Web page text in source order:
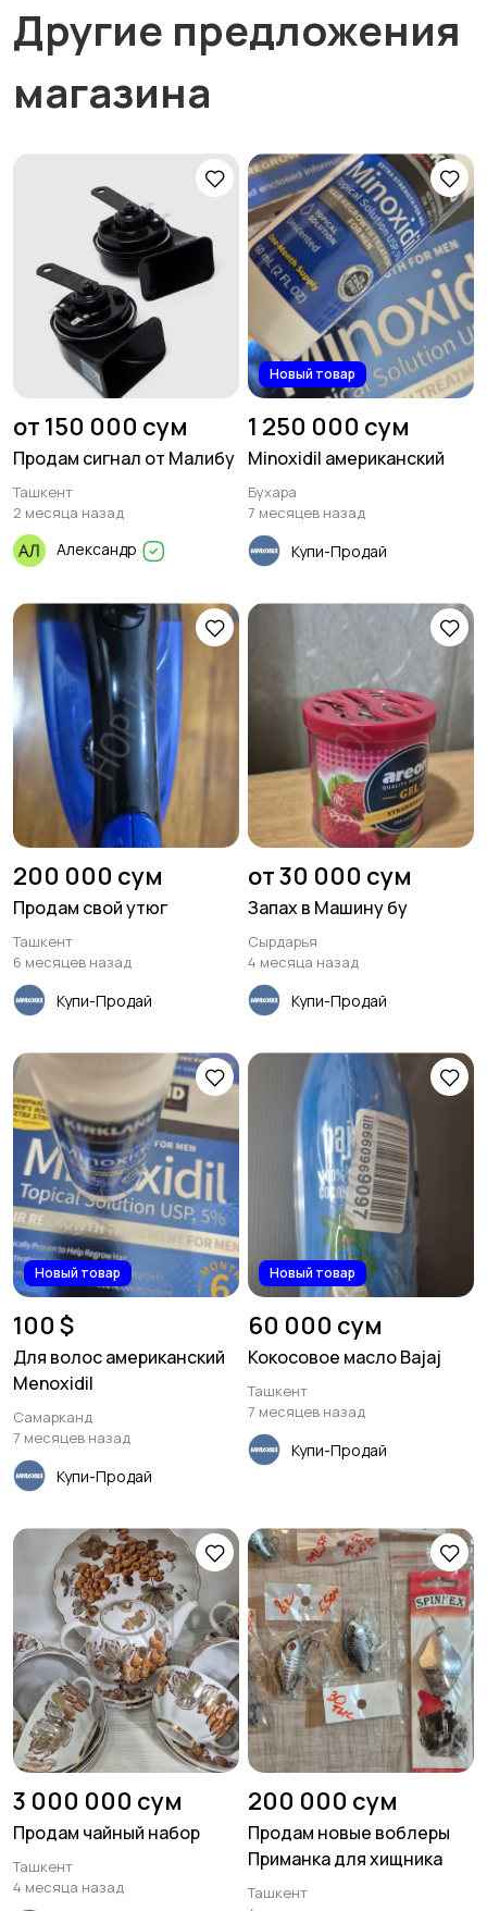
Другие предложения
магазина
от 150 000 сум
Продам сигнал от Малибу
Ташкент
2 месяца назад
Александр
Новый товар
1 250 000 сум
Minoxidil американский
Бухара
7 месяцев назад
Купи-Продай
200 000 сум
Продам свой утюг
Ташкент
6 месяцев назад
Купи-Продай
от 30 000 сум
Запах в Машину бу
Сырдарья
4 месяца назад
Купи-Продай
Новый товар
100 $
Для волос американский
Menoxidil
Самарканд
7 месяцев назад
Купи-Продай
Новый товар
60 000 сум
Кокосовое масло Bajaj
Ташкент
7 месяцев назад
Купи-Продай
3 000 000 сум
Продам чайный набор
Ташкент
4 месяца назад
200 000 сум
Продам новые воблеры
Приманка для хищника
Ташкент